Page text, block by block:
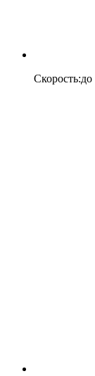
Скорость:до